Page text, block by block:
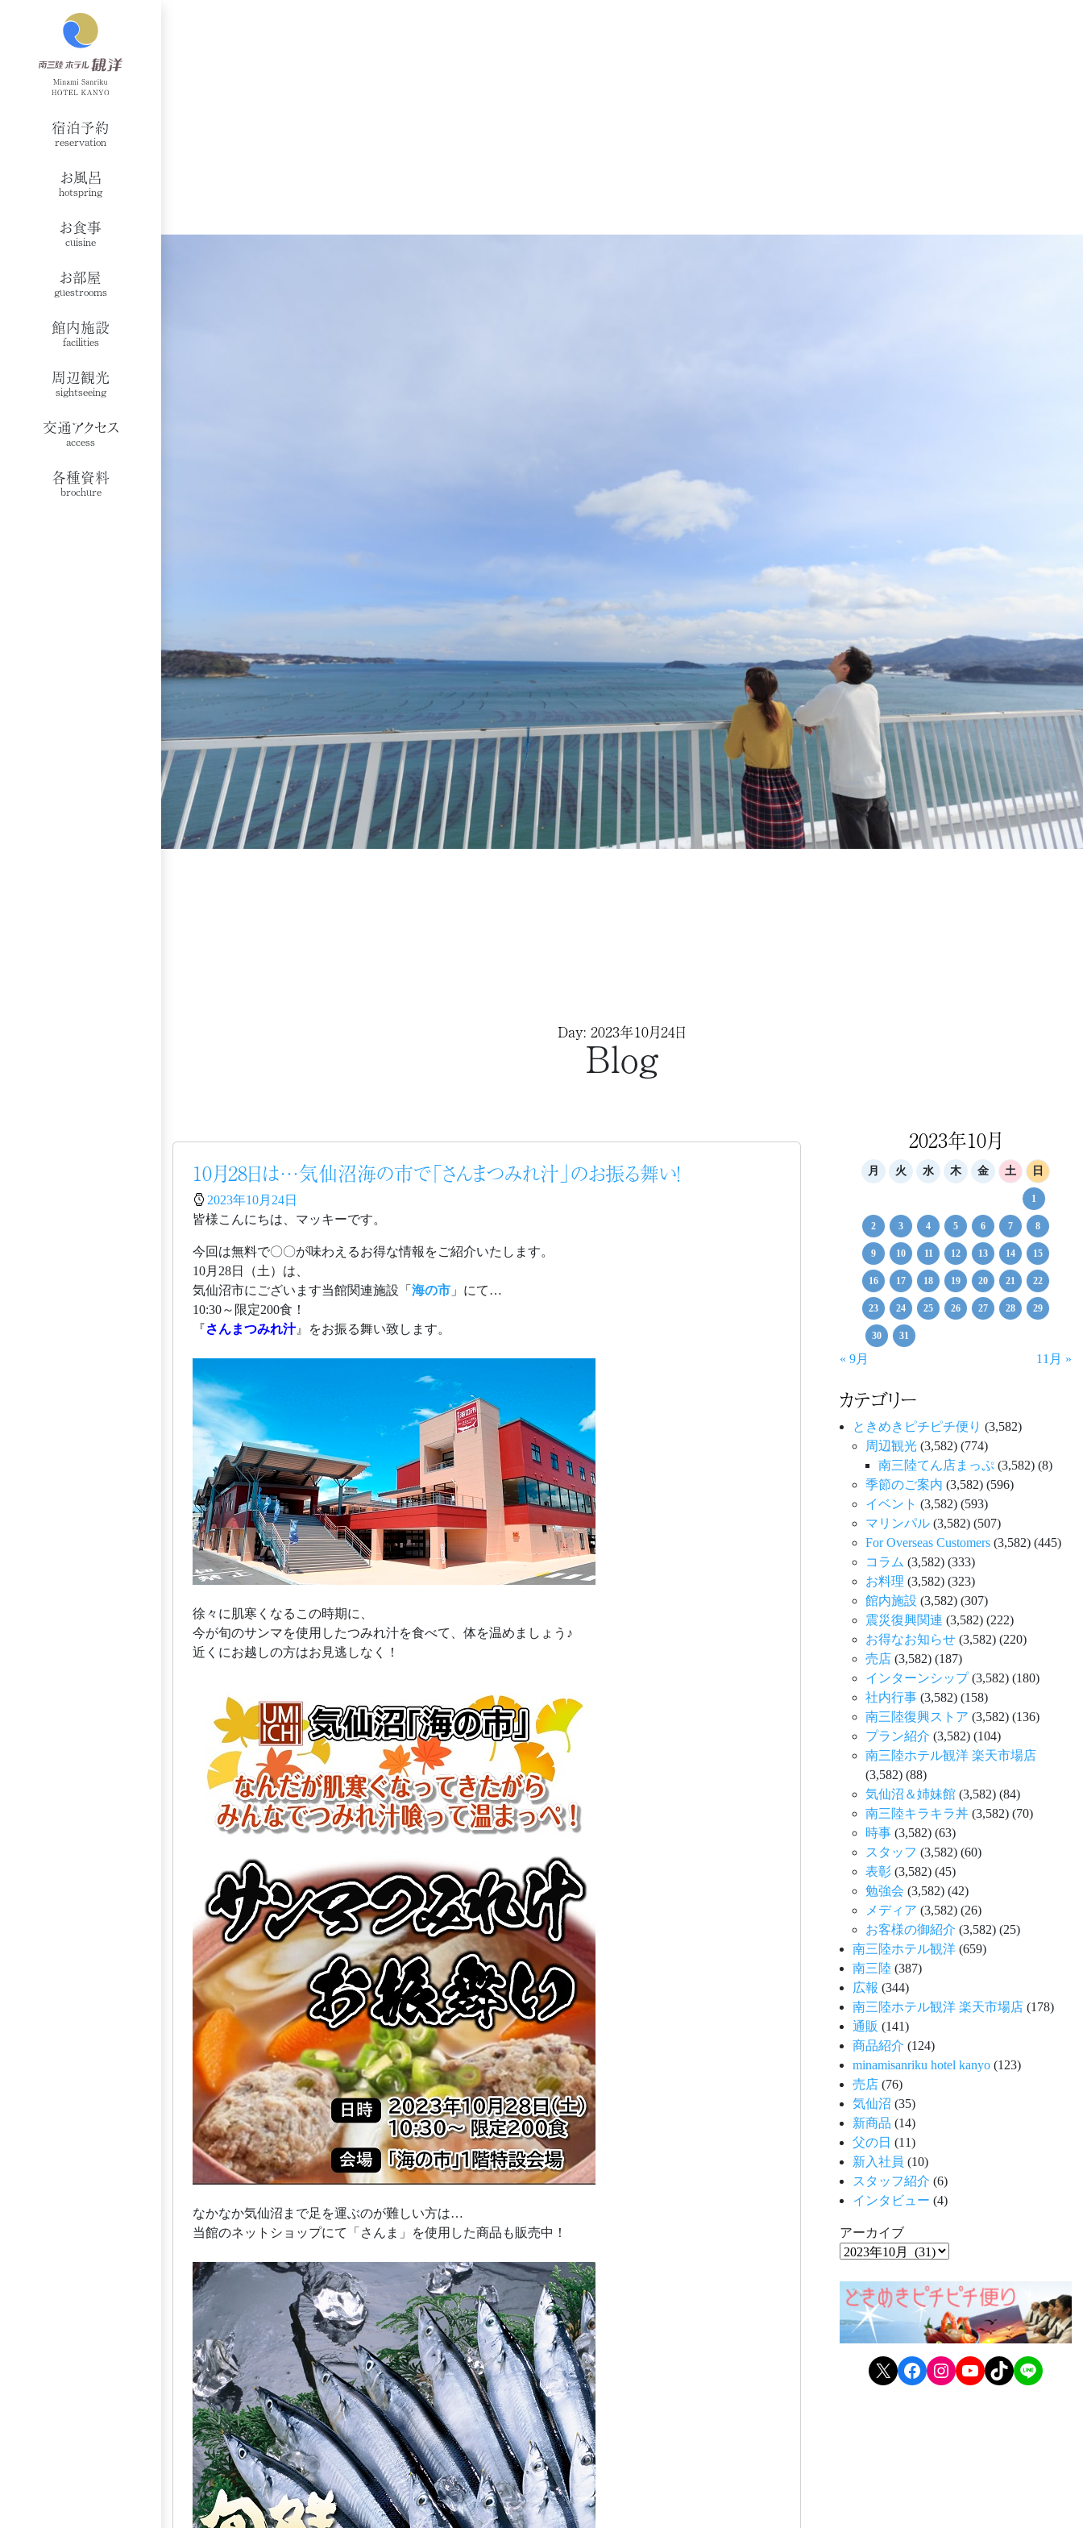
宿泊予約
reservation
お風呂
hotspring
お食事
cuisine
お部屋
guestrooms
館内施設
facilities
周辺観光
sightseeing
交通アクセス
access
各種資料
brochure
Day: 2023年10月24日
Blog
10月28日は…気仙沼海の市で「さんまつみれ汁」のお振る舞い！
2023年10月24日
皆様こんにちは、マッキーです。
今回は無料で〇〇が味わえるお得な情報をご紹介いたします。
10月28日（土）は、
気仙沼市にございます当館関連施設「 海の市 」にて…
10:30～限定200食！
『さんまつみれ汁』をお振る舞い致します。
徐々に肌寒くなるこの時期に、
今が旬のサンマを使用したつみれ汁を食べて、体を温めましょう♪
近くにお越しの方はお見逃しなく！
なかなか気仙沼まで足を運ぶのが難しい方は…
当館のネットショップにて「さんま」を使用した商品も販売中！
2023年10月
月 火 水 木 金 土 日
1
2 3 4 5 6 7 8
9 10 11 12 13 14 15
16 17 18 19 20 21 22
23 24 25 26 27 28 29
30 31
« 9月 11月 »
カテゴリー
ときめきピチピチ便り (3,582)
周辺観光 (3,582) (774)
南三陸てん店まっぷ (3,582) (8)
季節のご案内 (3,582) (596)
イベント (3,582) (593)
マリンパル (3,582) (507)
For Overseas Customers (3,582) (445)
コラム (3,582) (333)
お料理 (3,582) (323)
館内施設 (3,582) (307)
震災復興関連 (3,582) (222)
お得なお知らせ (3,582) (220)
売店 (3,582) (187)
インターンシップ(3,582) (180)
社内行事 (3,582) (158)
南三陸復興ストア (3,582) (136)
プラン紹介 (3,582) (104)
南三陸ホテル観洋 楽天市場店
(3,582) (88)
気仙沼＆姉妹館 (3,582) (84)
南三陸キラキラ丼 (3,582) (70)
時事 (3,582) (63)
スタッフ (3,582) (60)
表彰 (3,582) (45)
勉強会 (3,582) (42)
メディア (3,582) (26)
お客様の御紹介 (3,582) (25)
南三陸ホテル観洋 (659)
南三陸 (387)
広報 (344)
南三陸ホテル観洋 楽天市場店 (178)
通販 (141)
商品紹介 (124)
minamisanriku hotel kanyo (123)
売店 (76)
気仙沼 (35)
新商品 (14)
父の日 (11)
新入社員 (10)
スタッフ紹介 (6)
インタビュー (4)
アーカイブ
X Facebook Instagram YouTube TikTok LINE